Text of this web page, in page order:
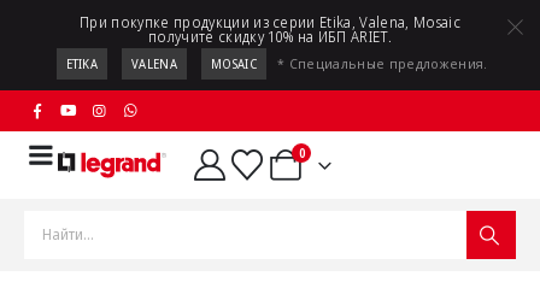
При покупке продукции из серии Etika, Valena, Mosaic
получите скидку 10% на ИБП ARIET.
ETIKA VALENA MOSAIC * Специальные предложения.
0